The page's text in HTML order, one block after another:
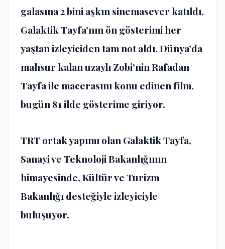
galasına 2 bini aşkın sinemasever katıldı.
Galaktik Tayfa’nın ön gösterimi her
yaştan izleyiciden tam not aldı. Dünya’da
mahsur kalan uzaylı Zobi’nin Rafadan
Tayfa ile macerasını konu edinen film,
bugün 81 ilde gösterime giriyor.
TRT ortak yapımı olan Galaktik Tayfa,
Sanayi ve Teknoloji Bakanlığının
himayesinde, Kültür ve Turizm
Bakanlığı desteğiyle izleyiciyle
buluşuyor.